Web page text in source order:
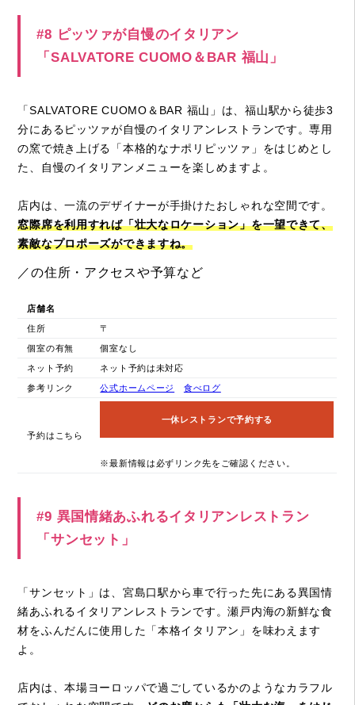
#8 ピッツァが自慢のイタリアン
「SALVATORE CUOMO＆BAR 福山」
「SALVATORE CUOMO＆BAR 福山」は、福山駅から徒歩3
分にあるピッツァが自慢のイタリアンレストランです。専用
の窯で焼き上げる「本格的なナポリピッツァ」をはじめとし
た、自慢のイタリアンメニューを楽しめますよ。
店内は、一流のデザイナーが手掛けたおしゃれな空間です。
窓際席を利用すれば「壮大なロケーション」を一望できて、
素敵なプロポーズができますね。
／の住所・アクセスや予算など
店舗名
住所 〒
個室の有無 個室なし
ネット予約 ネット予約は未対応
参考リンク 公式ホームページ 食べログ
予約はこちら
一休レストランで予約する
※最新情報は必ずリンク先をご確認ください。
#9 異国情緒あふれるイタリアンレストラン
「サンセット」
「サンセット」は、宮島口駅から車で行った先にある異国情
緒あふれるイタリアンレストランです。瀬戸内海の新鮮な食
材をふんだんに使用した「本格イタリアン」を味わえます
よ。
店内は、本場ヨーロッパで過ごしているかのようなカラフル